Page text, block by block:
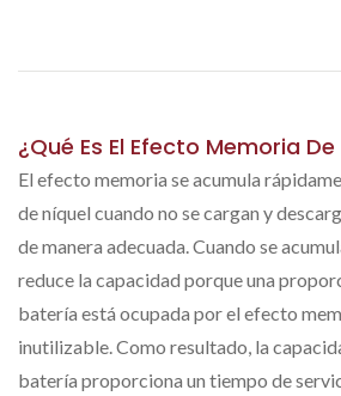
¿Qué Es El Efecto Memoria
El efecto memoria se acumula
de níquel cuando no se cargan y
de manera adecuada. Cuando se
reduce la capacidad porque una
batería está ocupada por el efecto
inutilizable. Como resultado, la
batería proporciona un tiempo de